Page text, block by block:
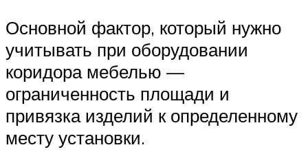
Основной фактор, который нужно
учитывать при оборудовании
коридора мебелью —
ограниченность площади и
привязка изделий к определенному
месту установки.